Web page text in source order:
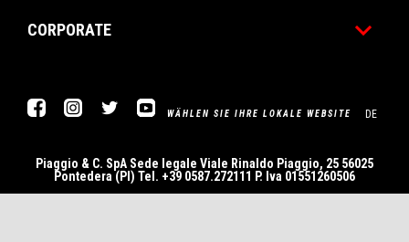
CORPORATE
FacebookInstagram
Twitter YouTube
WÄHLEN SIE IHRE LOKALE WEBSITE DE
Piaggio & C. SpA Sede legale Viale Rinaldo Piaggio, 25 56025
Pontedera (PI) Tel. +39 0587.272111 P. Iva 01551260506